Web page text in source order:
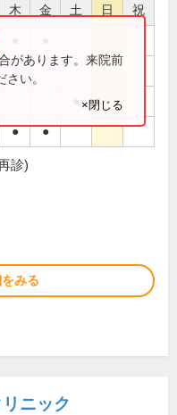
木 金 土 日 祝
● ●
があります。来院前
い。
×閉じる
診)
みる
ニック